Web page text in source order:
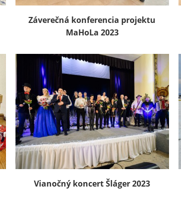
Záverečná konferencia projektu
MaHoLa 2023
Vianočný koncert Šláger 2023